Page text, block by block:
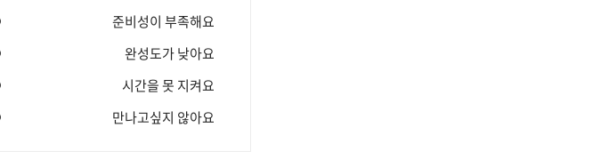
준비성이 부족해요
완성도가 낮아요
시간을 못 지켜요
만나고싶지 않아요